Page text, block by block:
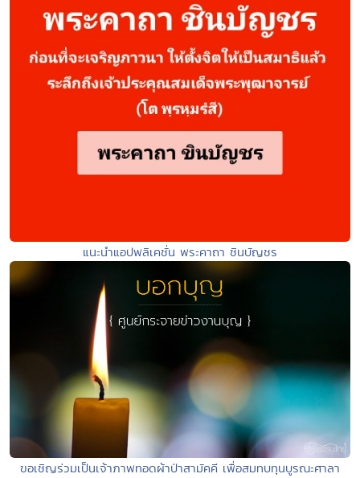
แนะนำแอปพลิเคชั่น พระคาถา ชินบัญชร
ขอเชิญร่วมเป็นเจ้าภาพทอดผ้าป่าสามัคคี เพื่อสมทบทุนบูรณะศาลา